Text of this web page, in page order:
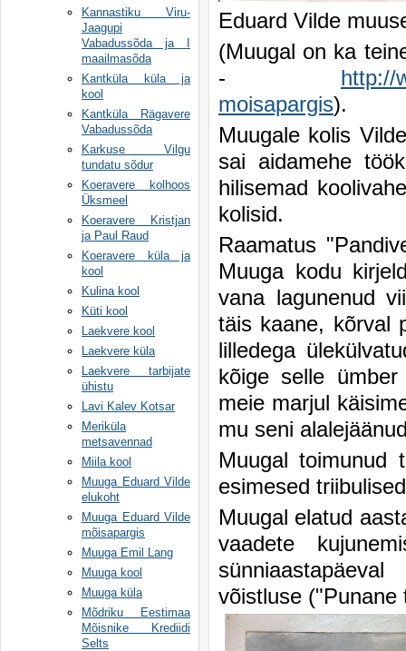
Kannastiku Viru-
Jaagupi
Vabadussõda ja I
maailmasõda
Kantküla küla ja
kool
Kantküla Rägavere
Vabadussõda
Karkuse Vilgu
tundatu sõdur
Koeravere kolhoos
Üksmeel
Koeravere Kristjan
ja Paul Raud
Koeravere küla ja
kool
Kulina kool
Küti kool
Laekvere kool
Laekvere küla
Laekvere tarbijate
ühistu
Lavi Kalev Kotsar
Meriküla
metsavennad
Miila kool
Muuga Eduard Vilde
elukoht
Muuga Eduard Vilde
mõisapargis
Muuga Emil Lang
Muuga kool
Muuga küla
Mõdriku Eestimaa
Mõisnike Krediidi
Selts
Eduard Vilde
(Muugal on ka
- http://
moisapargis).
Muugale kolis
sai aidamehe
hilisemad
kolisid.
Raamatus
Muuga kodu
vana lagunenud
täis kaane, kõrval
lilledega
kõige selle
meie marjul
mu seni
Muugal toimunud
esimesed
Muugal elatud
vaadete
võistluse